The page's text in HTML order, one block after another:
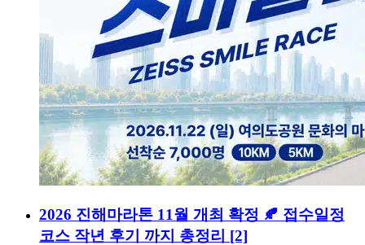
2026 진해마라톤 11월 개최 확정 🍂 접수일정
코스 작년 후기 까지 총정리 [2]